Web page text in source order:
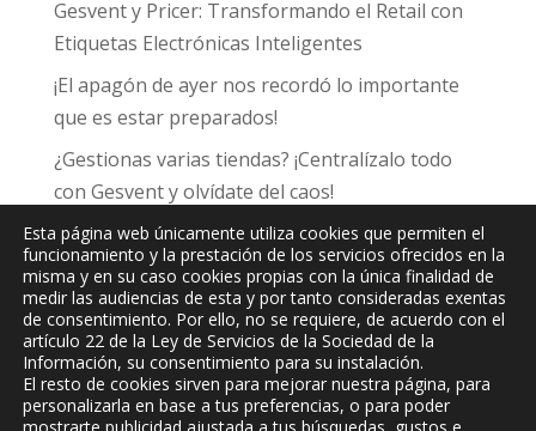
Gesvent y Pricer: Transformando el Retail con
Etiquetas Electrónicas Inteligentes
¡El apagón de ayer nos recordó lo importante
que es estar preparados!
¿Gestionas varias tiendas? ¡Centralízalo todo
con Gesvent y olvídate del caos!
JPCInformática y Comunicaciones, S.L.
Esta página web únicamente utiliza cookies que permiten el
funcionamiento y la prestación de los servicios ofrecidos en la
misma y en su caso cookies propias con la única finalidad de
medir las audiencias de esta y por tanto consideradas exentas
de consentimiento. Por ello, no se requiere, de acuerdo con el
artículo 22 de la Ley de Servicios de la Sociedad de la
Información, su consentimiento para su instalación.
El resto de cookies sirven para mejorar nuestra página, para
personalizarla en base a tus preferencias, o para poder